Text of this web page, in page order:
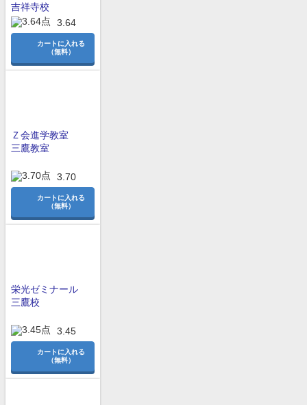
ＩＴ ＳＴＵＤＹ
吉祥寺校
3.64
カートに入れる
（無料）
Ｚ会進学教室
三鷹教室
3.70
カートに入れる
（無料）
栄光ゼミナール
三鷹校
3.45
カートに入れる
（無料）